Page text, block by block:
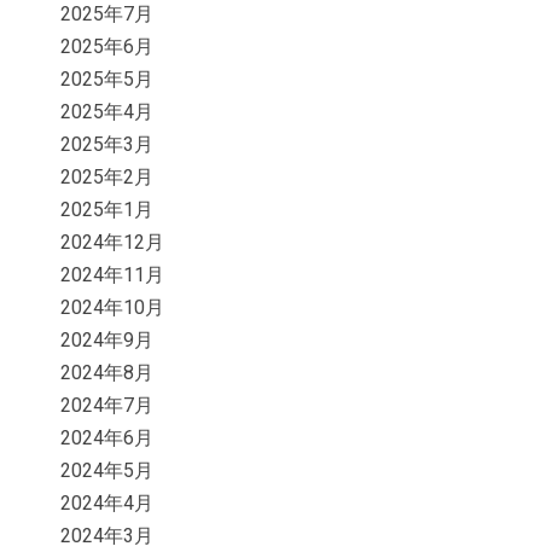
2025年7月
2025年6月
2025年5月
2025年4月
2025年3月
2025年2月
2025年1月
2024年12月
2024年11月
2024年10月
2024年9月
2024年8月
2024年7月
2024年6月
2024年5月
2024年4月
2024年3月